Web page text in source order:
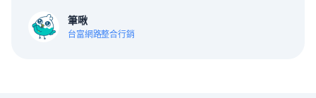
筆啾
台富網路整合行銷